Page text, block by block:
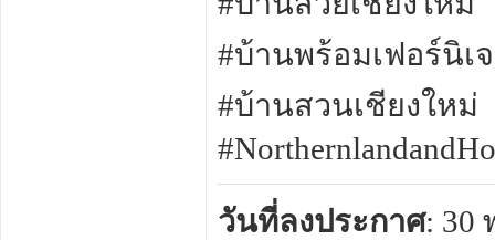
#บ้านพร้อมเฟอร์นิเ
#บ้านสวนเชียงใหม่
วันที่ลงประกาศ: 30